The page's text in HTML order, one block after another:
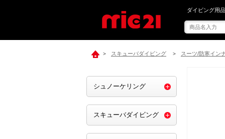
mic21で[ Surf
ダイビング用
> スキューバダイビング > スーツ/防寒イン
シュノーケリング
スキューバダイビング